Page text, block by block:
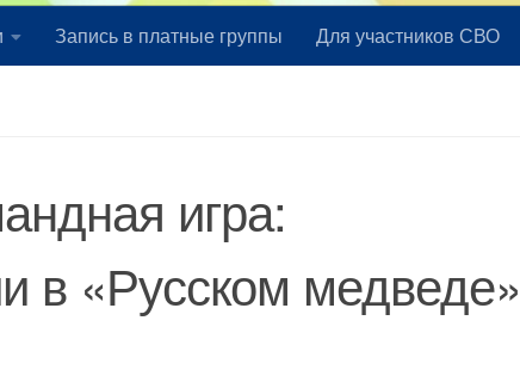
Запись в платные группы Для участников СВО
игра:
в «Русском